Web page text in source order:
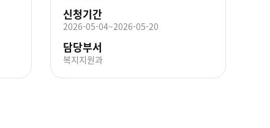
신청기간
2026-05-04~2026-05-20
담당부서
복지지원과